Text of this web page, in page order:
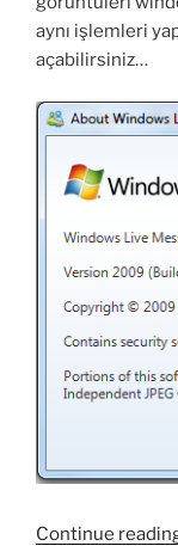
aynı işlemleri
açabilirsiniz…
Continue